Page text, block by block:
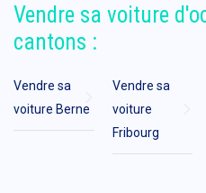
Vendre sa voiture
cantons :
Vendre sa
voiture Berne
Vendre sa
voiture
Fribourg